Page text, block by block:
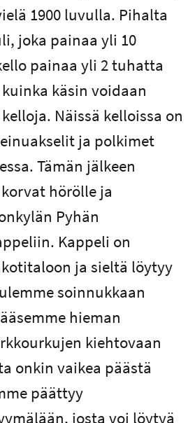
1900 luvulla. Pihalta
joka painaa yli 10
painaa yli 2 tuhatta
käsin voidaan
Näissä kelloissa on
ja polkimet
Tämän jälkeen
hörölle ja
Pyhän
Kappeli on
ja sieltä löytyy
soinnukkaan
hieman
kiehtovaan
onkin vaikea päästä
päättyy
josta voi löytyä